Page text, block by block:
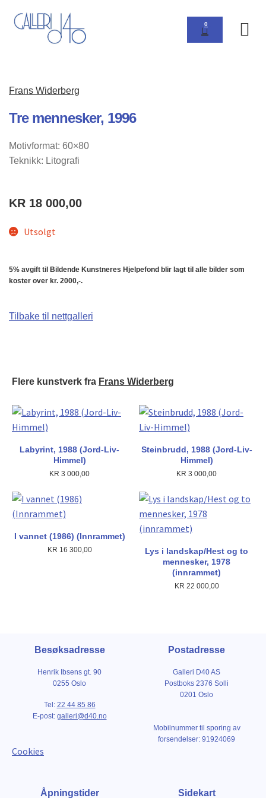
0
Frans Widerberg
Tre mennesker, 1996
Motivformat: 60×80
Teknikk: Litografi
KR 18 000,00
Utsolgt
5% avgift til Bildende Kunstneres Hjelpefond blir lagt til alle bilder som
koster over kr. 2000,-.
Tilbake til nettgalleri
Flere kunstverk fra Frans Widerberg
Labyrint, 1988 (Jord-Liv-
Himmel)
KR 3 000,00
Steinbrudd, 1988 (Jord-Liv-
Himmel)
KR 3 000,00
I vannet (1986) (Innrammet)
KR 16 300,00
Lys i landskap/Hest og to
mennesker, 1978
(innrammet)
KR 22 000,00
Besøksadresse
Henrik Ibsens gt. 90
0255 Oslo
Tel: 22 44 85 86
E-post: galleri@d40.no
Cookies
Postadresse
Galleri D40 AS
Postboks 2376 Solli
0201 Oslo
Mobilnummer til sporing av
forsendelser: 91924069
Åpningstider Sidekart